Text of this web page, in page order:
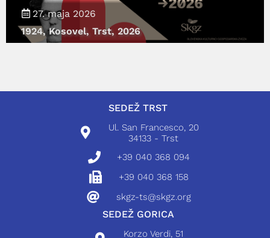
27. maja 2026
1924, Kosovel, Trst, 2026
SEDEŽ TRST
Ul. San Francesco, 20
34133 - Trst
+39 040 368 094
+39 040 368 158
skgz-ts@skgz.org
SEDEŽ GORICA
Korzo Verdi, 51